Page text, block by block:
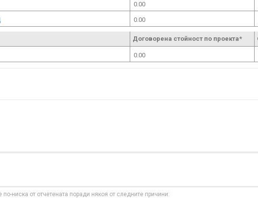
0.00
0.00
Договорена стойност по проекта*
0.00
ниска от отчетената поради някоя от следните причини: